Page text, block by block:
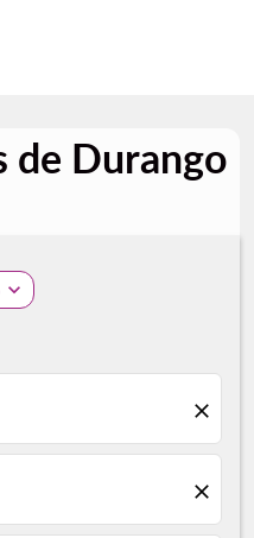
de Durango
expand_more
close
close